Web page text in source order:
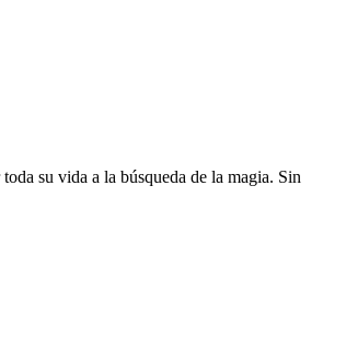
su vida a la búsqueda de la magia. Sin